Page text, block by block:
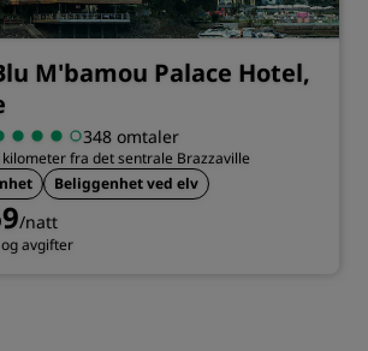
M'bamou Palace Hotel,
348 omtaler
fra det sentrale Brazzaville
Beliggenhet ved elv
/natt
avgifter